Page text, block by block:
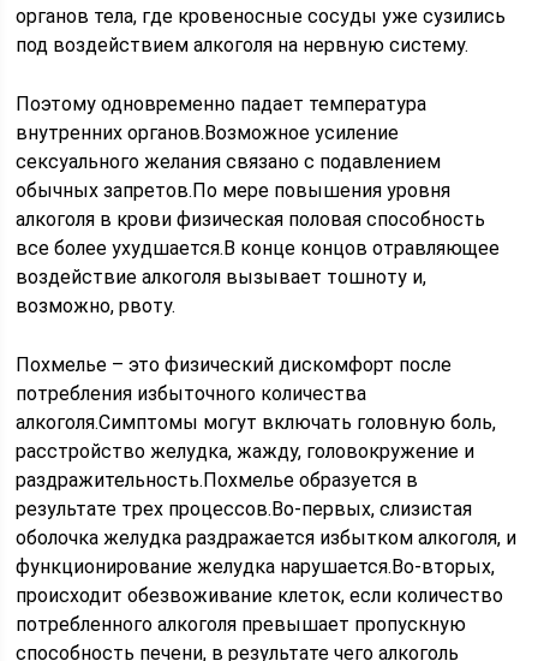
органов тела, где кровеносные сосуды уже сузились
под воздействием алкоголя на нервную систему.
Поэтому одновременно падает температура
внутренних органов.Возможное усиление
сексуального желания связано с подавлением
обычных запретов.По мере повышения уровня
алкоголя в крови физическая половая способность
все более ухудшается.В конце концов отравляющее
воздействие алкоголя вызывает тошноту и,
возможно, рвоту.
Похмелье – это физический дискомфорт после
потребления избыточного количества
алкоголя.Симптомы могут включать головную боль,
расстройство желудка, жажду, головокружение и
раздражительность.Похмелье образуется в
результате трех процессов.Во-первых, слизистая
оболочка желудка раздражается избытком алкоголя, и
функционирование желудка нарушается.Во-вторых,
происходит обезвоживание клеток, если количество
потребленного алкоголя превышает пропускную
способность печени, в результате чего алкоголь